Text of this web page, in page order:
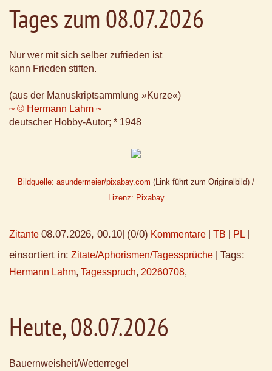
Tages zum 08.07.2026
Nur wer mit sich selber zufrieden ist
kann Frieden stiften.
(aus der Manuskriptsammlung »Kurze«)
~ © Hermann Lahm ~
deutscher Hobby-Autor; * 1948
Bildquelle: asundermeier/pixabay.com (Link führt zum Originalbild) /
Lizenz: Pixabay
Zitante 08.07.2026, 00.10 (0/0) Kommentare TB PL
einsortiert in: Zitate/Aphorismen/Tagessprüche Tags:
Hermann Lahm, Tagesspruch, 20260708,
Heute, 08.07.2026
Bauernweisheit/Wetterregel